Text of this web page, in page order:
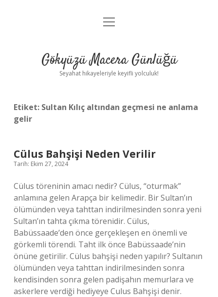
Anasayfa
Yasal Uyarı
menüyü
Gökyüzü Macera Günlüğü
Seyahat hikayeleriyle keyifli yolculuk!
Etiket: Sultan Kılıç altından geçmesi ne anlama
gelir
Cülus Bahşişi Neden Verilir
Tarih: Ekim 27, 2024
Cülus töreninin amacı nedir? Cülus, “oturmak”
anlamına gelen Arapça bir kelimedir. Bir Sultan’ın
ölümünden veya tahttan indirilmesinden sonra yeni
Sultan’ın tahta çıkma törenidir. Cülus,
Babüssaade’den önce gerçekleşen en önemli ve
görkemli törendi. Taht ilk önce Babüssaade’nin
önüne getirilir. Cülus bahşişi neden yapılır? Sultanın
ölümünden veya tahttan indirilmesinden sonra
kendisinden sonra gelen padişahın memurlara ve
askerlere verdiği hediyeye Culus Bahşişi denir.